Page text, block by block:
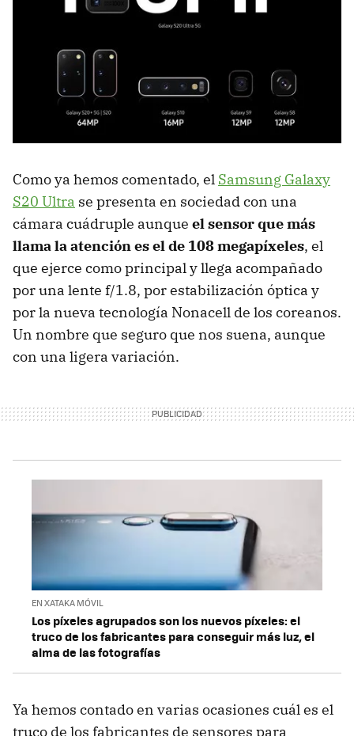
Como ya hemos comentado, el Samsung Galaxy
S20 Ultra se presenta en sociedad con una
cámara cuádruple aunque el sensor que más
llama la atención es el de 108 megapíxeles, el
que ejerce como principal y llega acompañado
por una lente f/1.8, por estabilización óptica y
por la nueva tecnología Nonacell de los coreanos.
Un nombre que seguro que nos suena, aunque
con una ligera variación.
EN XATAKA MÓVIL
Los píxeles agrupados son los nuevos píxeles: el
truco de los fabricantes para conseguir más luz, el
alma de las fotografías
Ya hemos contado en varias ocasiones cuál es el
truco de los fabricantes de sensores para